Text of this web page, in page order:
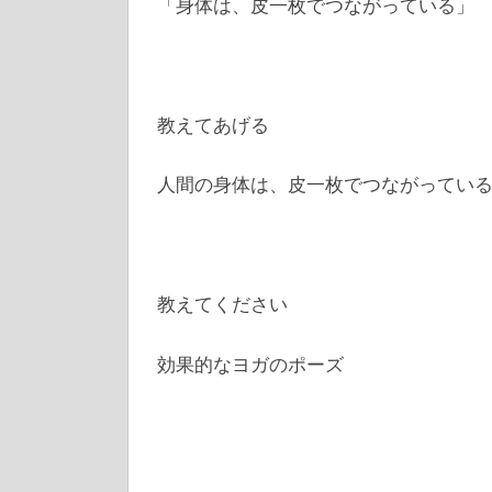
教えてあげる
人間の身体は、皮一枚でつながっている
教えてください
効果的なヨガのポーズ